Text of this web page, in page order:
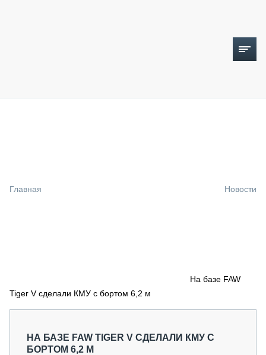
СПЕЦПРОЕКТЫ
О ПРОЕКТЕ
Главная Новости
На базе FAW
Tiger V сделали КМУ с бортом 6,2 м
НА БАЗЕ FAW TIGER V СДЕЛАЛИ КМУ С
БОРТОМ 6,2 М